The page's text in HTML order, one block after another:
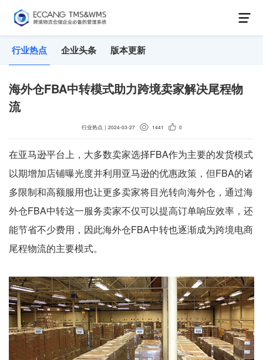
行业热点 企业头条 版本更新
海外仓FBA中转模式助力跨境卖家解决尾程物
流
行业热点 ｜ 2024-03-27 1441 0
在亚马逊平台上，大多数卖家选择FBA作为主要的发货模式
以期增加店铺曝光度并利用亚马逊的优惠政策，但FBA的诸
多限制和高额服用也让更多卖家将目光转向海外仓，通过海
外仓FBA中转这一服务卖家不仅可以提高订单响应效率，还
能节省不少费用，因此海外仓FBA中转也逐渐成为跨境电商
尾程物流的主要模式。